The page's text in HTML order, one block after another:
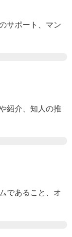
サポート
、マン
紹介 、知人の推
であること、オ